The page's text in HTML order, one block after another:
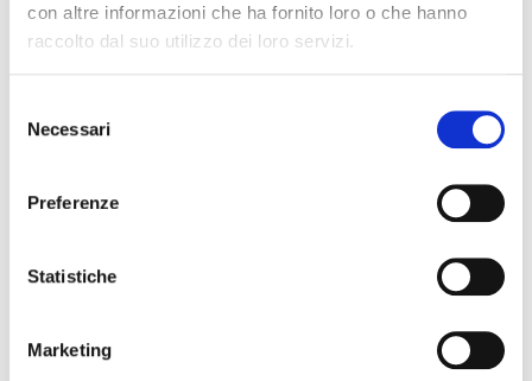
con altre informazioni che ha fornito loro o che hanno
raccolto dal suo utilizzo dei loro servizi.
delNecessari
Preferenze
Statistiche
Marketing